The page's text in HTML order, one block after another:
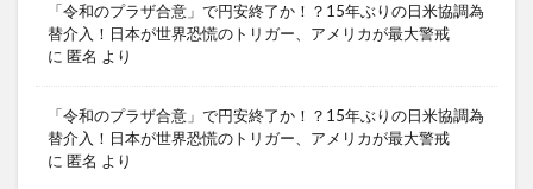
「令和のプラザ合意」で円安終了か！？15年ぶりの日米協調為
替介入！日本が世界恐慌のトリガー、アメリカが最大警戒
に 匿名 より
「令和のプラザ合意」で円安終了か！？15年ぶりの日米協調為
替介入！日本が世界恐慌のトリガー、アメリカが最大警戒
に 匿名 より